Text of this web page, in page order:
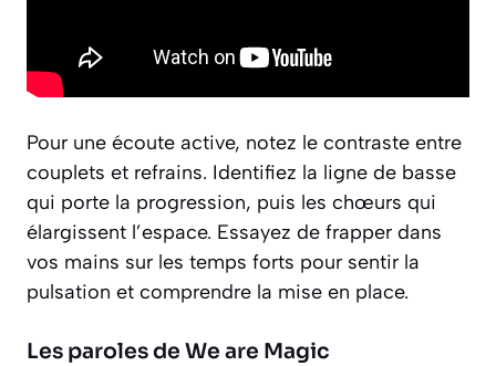
Pour une écoute active, notez le contraste entre
couplets et refrains. Identifiez la ligne de basse
qui porte la progression, puis les chœurs qui
élargissent l’espace. Essayez de frapper dans
vos mains sur les temps forts pour sentir la
pulsation et comprendre la mise en place.
Les paroles de We are Magic